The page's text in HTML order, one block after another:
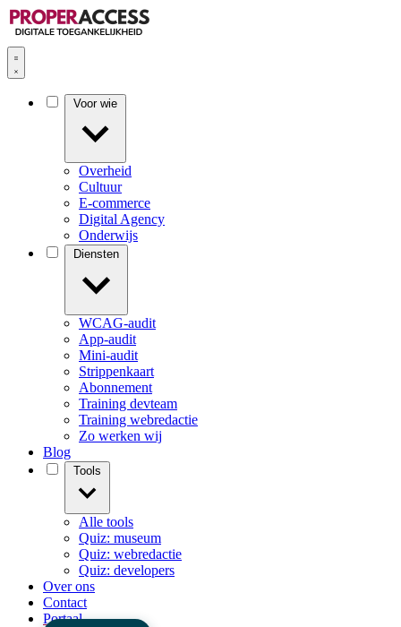
Overheid
Cultuur
E-commerce
Digital Agency
Onderwijs
WCAG-audit
App-audit
Mini-audit
Strippenkaart
Abonnement
Training devteam
Training webredactie
Zo werken wij
Blog
Alle tools
Quiz: museum
Quiz: webredactie
Quiz: developers
Over ons
Contact
Portaal